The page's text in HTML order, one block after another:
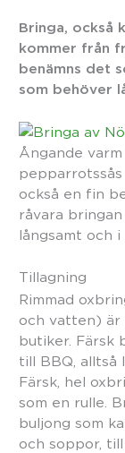
Bringa, också
kommer från
benämns det
som behöver
Ångande
pepparrotssås
också en fin
råvara
långsamt och
Tillagning
Rimmad
och vatten) är
butiker. Färsk
till BBQ, alltså
Färsk, hel
som en rulle.
buljong som
och soppor,